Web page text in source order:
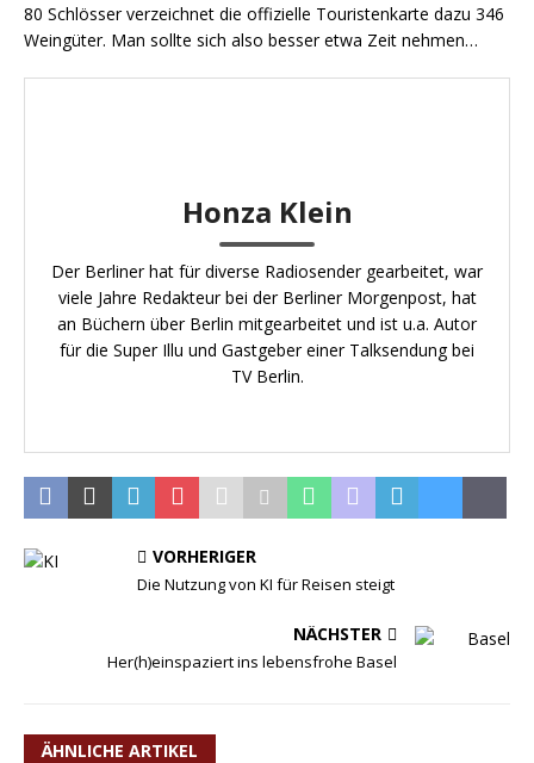
80 Schlösser verzeichnet die offizielle Touristenkarte dazu 346
Weingüter. Man sollte sich also besser etwa Zeit nehmen…
Honza Klein
Der Berliner hat für diverse Radiosender gearbeitet, war
viele Jahre Redakteur bei der Berliner Morgenpost, hat
an Büchern über Berlin mitgearbeitet und ist u.a. Autor
für die Super Illu und Gastgeber einer Talksendung bei
TV Berlin.
VORHERIGER
Die Nutzung von KI für Reisen steigt
NÄCHSTER
Her(h)einspaziert ins lebensfrohe Basel
ÄHNLICHE ARTIKEL